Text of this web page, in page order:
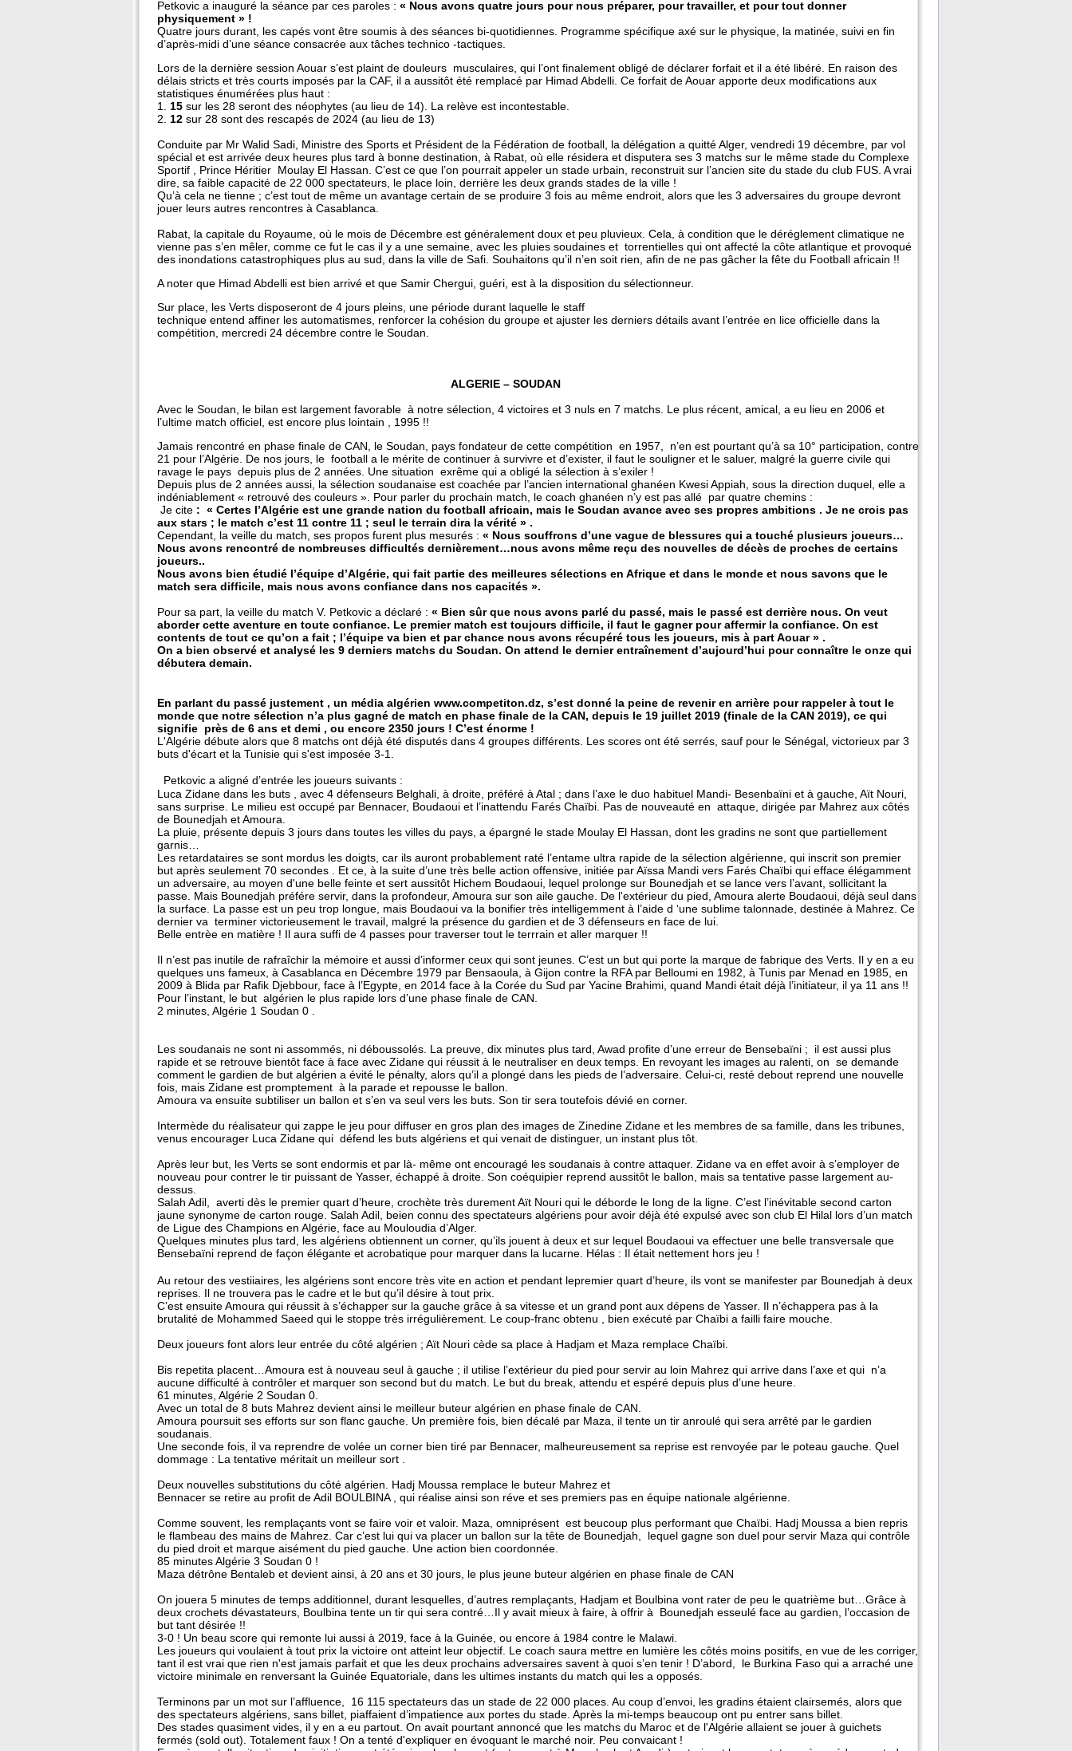
Petkovic a inauguré la séance par ces paroles : « Nous avons quatre jours pour nous préparer, pour travailler, et pour tout donner
physiquement » !
Quatre jours durant, les capés vont être soumis à des séances bi-quotidiennes. Programme spécifique axé sur le physique, la matinée, suivi en fin
d’après-midi d’une séance consacrée aux tâches technico -tactiques.
Lors de la dernière session Aouar s’est plaint de douleurs musculaires, qui l’ont finalement obligé de déclarer forfait et il a été libéré. En raison des
délais stricts et très courts imposés par la CAF, il a aussitôt été remplacé par Himad Abdelli. Ce forfait de Aouar apporte deux modifications aux
statistiques énumérées plus haut :
1. 15 sur les 28 seront des néophytes (au lieu de 14). La relève est incontestable.
2. 12 sur 28 sont des rescapés de 2024 (au lieu de 13)
Conduite par Mr Walid Sadi, Ministre des Sports et Président de la Fédération de football, la délégation a quitté Alger, vendredi 19 décembre, par vol
spécial et est arrivée deux heures plus tard à bonne destination, à Rabat, où elle résidera et disputera ses 3 matchs sur le même stade du Complexe
Sportif , Prince Héritier Moulay El Hassan. C’est ce que l’on pourrait appeler un stade urbain, reconstruit sur l’ancien site du stade du club FUS. A vrai
dire, sa faible capacité de 22 000 spectateurs, le place loin, derrière les deux grands stades de la ville !
Qu’à cela ne tienne ; c’est tout de même un avantage certain de se produire 3 fois au même endroit, alors que les 3 adversaires du groupe devront
jouer leurs autres rencontres à Casablanca.
Rabat, la capitale du Royaume, où le mois de Décembre est généralement doux et peu pluvieux. Cela, à condition que le déréglement climatique ne
vienne pas s’en mêler, comme ce fut le cas il y a une semaine, avec les pluies soudaines et torrentielles qui ont affecté la côte atlantique et provoqué
des inondations catastrophiques plus au sud, dans la ville de Safi. Souhaitons qu’il n’en soit rien, afin de ne pas gâcher la fête du Football africain !!
A noter que Himad Abdelli est bien arrivé et que Samir Chergui, guéri, est à la disposition du sélectionneur.
Sur place, les Verts disposeront de 4 jours pleins, une période durant laquelle le staff
technique entend affiner les automatismes, renforcer la cohésion du groupe et ajuster les derniers détails avant l’entrée en lice officielle dans la
compétition, mercredi 24 décembre contre le Soudan.
ALGERIE – SOUDAN
Avec le Soudan, le bilan est largement favorable à notre sélection, 4 victoires et 3 nuls en 7 matchs. Le plus récent, amical, a eu lieu en 2006 et
l’ultime match officiel, est encore plus lointain , 1995 !!
Jamais rencontré en phase finale de CAN, le Soudan, pays fondateur de cette compétition en 1957, n’en est pourtant qu’à sa 10° participation, contre
21 pour l’Algérie. De nos jours, le football a le mérite de continuer à survivre et d’exister, il faut le souligner et le saluer, malgré la guerre civile qui
ravage le pays depuis plus de 2 années. Une situation exrême qui a obligé la sélection à s’exiler !
Depuis plus de 2 années aussi, la sélection soudanaise est coachée par l’ancien international ghanéen Kwesi Appiah, sous la direction duquel, elle a
indéniablement « retrouvé des couleurs ». Pour parler du prochain match, le coach ghanéen n’y est pas allé par quatre chemins :
Je cite : « Certes l’Algérie est une grande nation du football africain, mais le Soudan avance avec ses propres ambitions . Je ne crois pas
aux stars ; le match c’est 11 contre 11 ; seul le terrain dira la vérité » .
Cependant, la veille du match, ses propos furent plus mesurés : « Nous souffrons d’une vague de blessures qui a touché plusieurs joueurs…
Nous avons rencontré de nombreuses difficultés dernièrement…nous avons même reçu des nouvelles de décès de proches de certains
joueurs..
Nous avons bien étudié l’équipe d’Algérie, qui fait partie des meilleures sélections en Afrique et dans le monde et nous savons que le
match sera difficile, mais nous avons confiance dans nos capacités ».
Pour sa part, la veille du match V. Petkovic a déclaré : « Bien sûr que nous avons parlé du passé, mais le passé est derrière nous. On veut
aborder cette aventure en toute confiance. Le premier match est toujours difficile, il faut le gagner pour affermir la confiance. On est
contents de tout ce qu’on a fait ; l’équipe va bien et par chance nous avons récupéré tous les joueurs, mis à part Aouar » .
On a bien observé et analysé les 9 derniers matchs du Soudan. On attend le dernier entraînement d’aujourd’hui pour connaître le onze qui
débutera demain.
En parlant du passé justement , un média algérien www.competiton.dz, s’est donné la peine de revenir en arrière pour rappeler à tout le
monde que notre sélection n’a plus gagné de match en phase finale de la CAN, depuis le 19 juillet 2019 (finale de la CAN 2019), ce qui
signifie près de 6 ans et demi , ou encore 2350 jours ! C’est énorme !
L'Algérie débute alors que 8 matchs ont déjà été disputés dans 4 groupes différents. Les scores ont été serrés, sauf pour le Sénégal, victorieux par 3
buts d'écart et la Tunisie qui s'est imposée 3-1.
Petkovic a aligné d’entrée les joueurs suivants :
Luca Zidane dans les buts , avec 4 défenseurs Belghali, à droite, préféré à Atal ; dans l’axe le duo habituel Mandi- Besenbaïni et à gauche, Aït Nouri,
sans surprise. Le milieu est occupé par Bennacer, Boudaoui et l’inattendu Farés Chaïbi. Pas de nouveauté en attaque, dirigée par Mahrez aux côtés
de Bounedjah et Amoura.
La pluie, présente depuis 3 jours dans toutes les villes du pays, a épargné le stade Moulay El Hassan, dont les gradins ne sont que partiellement
garnis…
Les retardataires se sont mordus les doigts, car ils auront probablement raté l’entame ultra rapide de la sélection algérienne, qui inscrit son premier
but après seulement 70 secondes . Et ce, à la suite d’une très belle action offensive, initiée par Aïssa Mandi vers Farés Chaïbi qui efface élégamment
un adversaire, au moyen d'une belle feinte et sert aussitôt Hichem Boudaoui, lequel prolonge sur Bounedjah et se lance vers l’avant, sollicitant la
passe. Mais Bounedjah préfére servir, dans la profondeur, Amoura sur son aile gauche. De l'extérieur du pied, Amoura alerte Boudaoui, déjà seul dans
la surface. La passe est un peu trop longue, mais Boudaoui va la bonifier très intelligemment à l’aide d ‘une sublime talonnade, destinée à Mahrez. Ce
dernier va terminer victorieusement le travail, malgré la présence du gardien et de 3 défenseurs en face de lui.
Belle entrèe en matière ! Il aura suffi de 4 passes pour traverser tout le terrrain et aller marquer !!
Il n’est pas inutile de rafraîchir la mémoire et aussi d’informer ceux qui sont jeunes. C’est un but qui porte la marque de fabrique des Verts. Il y en a eu
quelques uns fameux, à Casablanca en Décembre 1979 par Bensaoula, à Gijon contre la RFA par Belloumi en 1982, à Tunis par Menad en 1985, en
2009 à Blida par Rafik Djebbour, face à l’Egypte, en 2014 face à la Corée du Sud par Yacine Brahimi, quand Mandi était déjà l’initiateur, il ya 11 ans !!
Pour l’instant, le but algérien le plus rapide lors d’une phase finale de CAN.
2 minutes, Algérie 1 Soudan 0 .
Les soudanais ne sont ni assommés, ni déboussolés. La preuve, dix minutes plus tard, Awad profite d’une erreur de Bensebaïni ; il est aussi plus
rapide et se retrouve bientôt face à face avec Zidane qui réussit à le neutraliser en deux temps. En revoyant les images au ralenti, on se demande
comment le gardien de but algérien a évité le pénalty, alors qu’il a plongé dans les pieds de l’adversaire. Celui-ci, resté debout reprend une nouvelle
fois, mais Zidane est promptement à la parade et repousse le ballon.
Amoura va ensuite subtiliser un ballon et s’en va seul vers les buts. Son tir sera toutefois dévié en corner.
Intermède du réalisateur qui zappe le jeu pour diffuser en gros plan des images de Zinedine Zidane et les membres de sa famille, dans les tribunes,
venus encourager Luca Zidane qui défend les buts algériens et qui venait de distinguer, un instant plus tôt.
Après leur but, les Verts se sont endormis et par là- même ont encouragé les soudanais à contre attaquer. Zidane va en effet avoir à s’employer de
nouveau pour contrer le tir puissant de Yasser, échappé à droite. Son coéquipier reprend aussitôt le ballon, mais sa tentative passe largement au-
dessus.
Salah Adil, averti dès le premier quart d’heure, crochète très durement Aït Nouri qui le déborde le long de la ligne. C’est l’inévitable second carton
jaune synonyme de carton rouge. Salah Adil, beien connu des spectateurs algériens pour avoir déjà été expulsé avec son club El Hilal lors d’un match
de Ligue des Champions en Algérie, face au Mouloudia d’Alger.
Quelques minutes plus tard, les algériens obtiennent un corner, qu’ils jouent à deux et sur lequel Boudaoui va effectuer une belle transversale que
Bensebaïni reprend de façon élégante et acrobatique pour marquer dans la lucarne. Hélas : Il était nettement hors jeu !
Au retour des vestiiaires, les algériens sont encore très vite en action et pendant lepremier quart d’heure, ils vont se manifester par Bounedjah à deux
reprises. Il ne trouvera pas le cadre et le but qu’il désire à tout prix.
C’est ensuite Amoura qui réussit à s’échapper sur la gauche grâce à sa vitesse et un grand pont aux dépens de Yasser. Il n’échappera pas à la
brutalité de Mohammed Saeed qui le stoppe très irrégulièrement. Le coup-franc obtenu , bien exécuté par Chaïbi a failli faire mouche.
Deux joueurs font alors leur entrée du côté algérien ; Aït Nouri cède sa place à Hadjam et Maza remplace Chaïbi.
Bis repetita placent…Amoura est à nouveau seul à gauche ; il utilise l’extérieur du pied pour servir au loin Mahrez qui arrive dans l’axe et qui n’a
aucune difficulté à contrôler et marquer son second but du match. Le but du break, attendu et espéré depuis plus d’une heure.
61 minutes, Algérie 2 Soudan 0.
Avec un total de 8 buts Mahrez devient ainsi le meilleur buteur algérien en phase finale de CAN.
Amoura poursuit ses efforts sur son flanc gauche. Un première fois, bien décalé par Maza, il tente un tir anroulé qui sera arrêté par le gardien
soudanais.
Une seconde fois, il va reprendre de volée un corner bien tiré par Bennacer, malheureusement sa reprise est renvoyée par le poteau gauche. Quel
dommage : La tentative méritait un meilleur sort .
Deux nouvelles substitutions du côté algérien. Hadj Moussa remplace le buteur Mahrez et
Bennacer se retire au profit de Adil BOULBINA , qui réalise ainsi son réve et ses premiers pas en équipe nationale algérienne.
Comme souvent, les remplaçants vont se faire voir et valoir. Maza, omniprésent est beucoup plus performant que Chaïbi. Hadj Moussa a bien repris
le flambeau des mains de Mahrez. Car c’est lui qui va placer un ballon sur la tête de Bounedjah, lequel gagne son duel pour servir Maza qui contrôle
du pied droit et marque aisément du pied gauche. Une action bien coordonnée.
85 minutes Algérie 3 Soudan 0 !
Maza détrône Bentaleb et devient ainsi, à 20 ans et 30 jours, le plus jeune buteur algérien en phase finale de CAN
On jouera 5 minutes de temps additionnel, durant lesquelles, d’autres remplaçants, Hadjam et Boulbina vont rater de peu le quatrième but…Grâce à
deux crochets dévastateurs, Boulbina tente un tir qui sera contré…Il y avait mieux à faire, à offrir à Bounedjah esseulé face au gardien, l’occasion de
but tant désirée !!
3-0 ! Un beau score qui remonte lui aussi à 2019, face à la Guinée, ou encore à 1984 contre le Malawi.
Les joueurs qui voulaient à tout prix la victoire ont atteint leur objectif. Le coach saura mettre en lumière les côtés moins positifs, en vue de les corriger,
tant il est vrai que rien n'est jamais parfait et que les deux prochains adversaires savent à quoi s’en tenir ! D’abord, le Burkina Faso qui a arraché une
victoire minimale en renversant la Guinée Equatoriale, dans les ultimes instants du match qui les a opposés.
Terminons par un mot sur l’affluence, 16 115 spectateurs das un stade de 22 000 places. Au coup d’envoi, les gradins étaient clairsemés, alors que
des spectateurs algériens, sans billet, piaffaient d’impatience aux portes du stade. Après la mi-temps beaucoup ont pu entrer sans billet.
Des stades quasiment vides, il y en a eu partout. On avait pourtant annoncé que les matchs du Maroc et de l'Algérie allaient se jouer à guichets
fermés (sold out). Totalement faux ! On a tenté d'expliquer en évoquant le marché noir. Peu convaicant !